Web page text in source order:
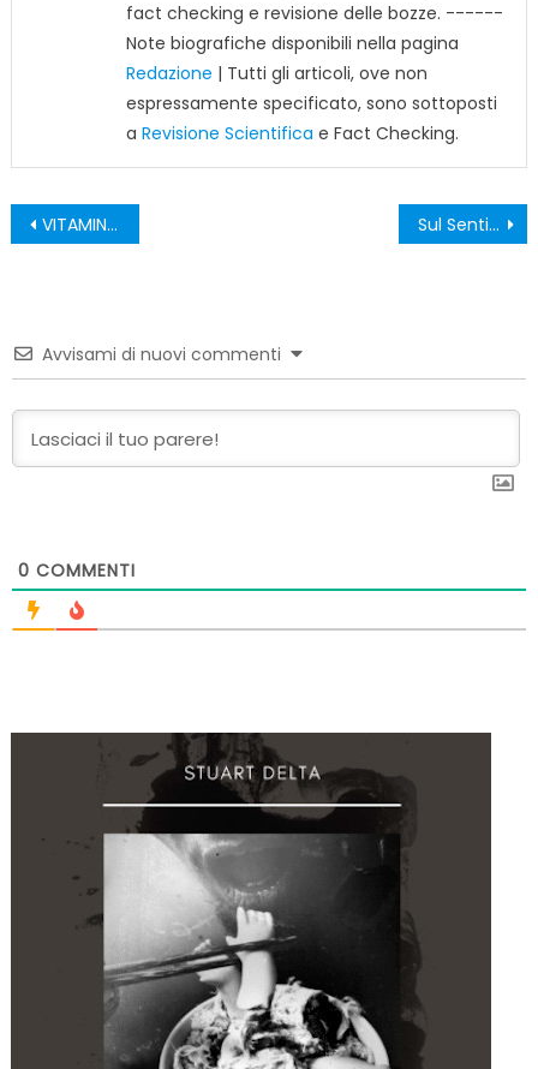
fact checking e revisione delle bozze. ------
Note biografiche disponibili nella pagina
Redazione | Tutti gli articoli, ove non
espressamente specificato, sono sottoposti
a Revisione Scientifica e Fact Checking.
Navigazione
VITAMINA D E OMEGA 3 ALLEATI CONTRO LE MALATTIE AUTOIMMUNI: L’IMPORTANZA DELL’INTEGRAZIONE ALIMENTARE Sul Sentiero del Bene”: un viaggio tra Africa e Asia in 72 scatti
Avvisami di nuovi commenti
0 COMMENTI